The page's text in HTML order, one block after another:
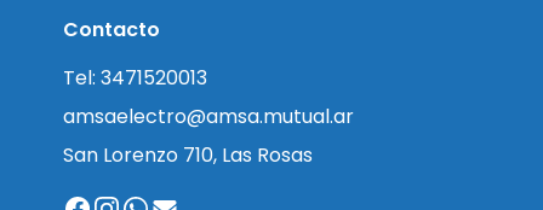
Contacto
Tel: 3471520013
amsaelectro@amsa.mutual.ar
San Lorenzo 710, Las Rosas